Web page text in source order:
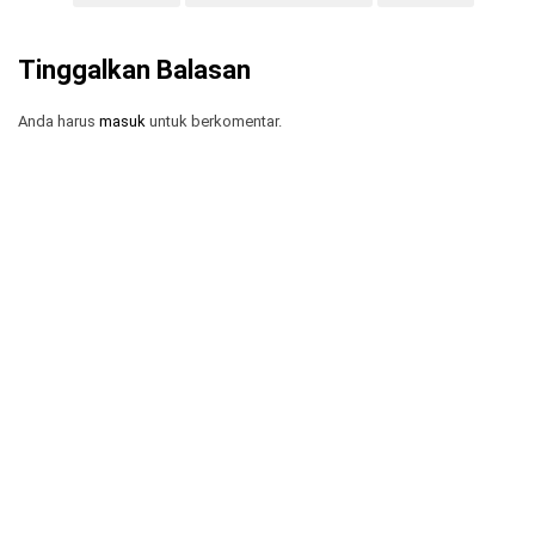
Anda harusmasukuntuk berkomentar.